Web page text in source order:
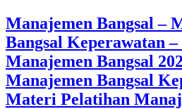
Manajemen Bangsal –
Bangsal Keperawatan
Manajemen Bangsal
Manajemen Bangsal
Materi Pelatihan